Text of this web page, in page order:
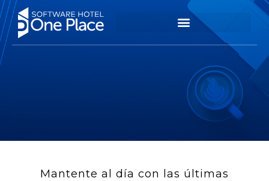
Mantente al día con las últimas